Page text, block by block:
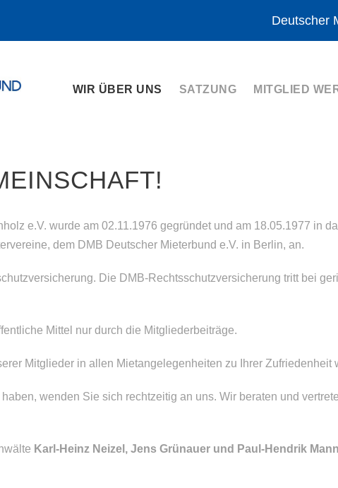
Deutscher
WIR ÜBER UNS SATZUNG MITGLIED
e.V. wurde am 02.11.1976 gegründet und am 18.05.1977 in
dem DMB Deutscher Mieterbund e.V. in Berlin, an.
Die DMB-Rechtsschutzversicherung tritt bei
Mittel nur durch die Mitgliederbeiträge.
Mitglieder in allen Mietangelegenheiten zu Ihrer Zufriedenheit
wenden Sie sich rechtzeitig an uns. Wir beraten und
Karl-Heinz Neizel, Jens Grünauer und Paul-Hendrik Mann